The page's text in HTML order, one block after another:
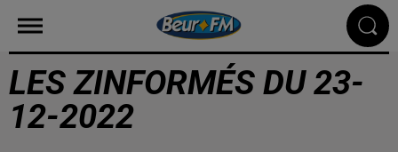
LES ZINFORMÉS DU 23-
12-2022